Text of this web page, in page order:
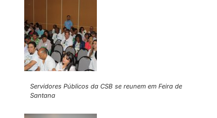
Servidores Públicos da CSB se reunem em Feira de
Santana